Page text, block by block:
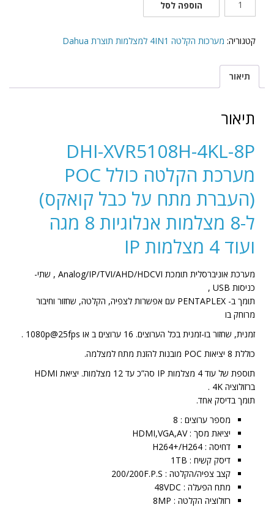
הקלטה
אבטחה
עם
8
אנלוגיות
+4
מצלמות
דגם
DHI-
XVR5108H-
4KL-
8P
הוספה לסל
קטגוריה: מערכות הקלטה 4IN1 למצלמות תוצרת Dahua
תיאור
תיאור
DHI-XVR5108H-4KL-8P
מערכת הקלטה כולל POC
(העברת מתח על כבל קואקס)
ל-8 מצלמות אנלוגיות 8 מגה
ועוד 4 מצלמות IP
מערכת אוניברסלית תומכת Analog/IP/TVI/AHD/HDCVI , שתי-
כניסות USB ,
תומך ב- PENTAPLEX עם אפשרות לצפיה, הקלטה, שחזור וחיבור
מרוחק בו
זמנית, שחזור בו-זמנית בכל הערוצים. 16 ערוצים ב או 1080p@25fps .
כוללת 8 יציאות POC מובנות להזנת מתח למצלמה.
תוספת של עוד 4 מצלמות IP סה”כ עד 12 מצלמות. יציאת HDMI
ברזולוציה 4K .
תומך בדיסק אחד.
מספר ערוצים : 8
יציאת מסך : HDMI,VGA,AV
דחיסה : H264+/H264
דיסק קשיח : 1TB
קצב צפיה/הקלטה : 200/200F.P.S
מתח הפעלה : 48VDC
רזולוציה הקלטה : 8MP